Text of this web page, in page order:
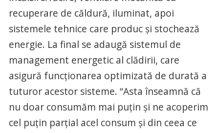
recuperare de căldură, iluminat, apoi
sistemele tehnice care produc și stochează
energie. La final se adaugă sistemul de
management energetic al clădirii, care
asigură funcționarea optimizată de durată a
tuturor acestor sisteme. “Asta înseamnă că
nu doar consumăm mai puțin și ne acoperim
cel puțin parțial acel consum și din ceea ce